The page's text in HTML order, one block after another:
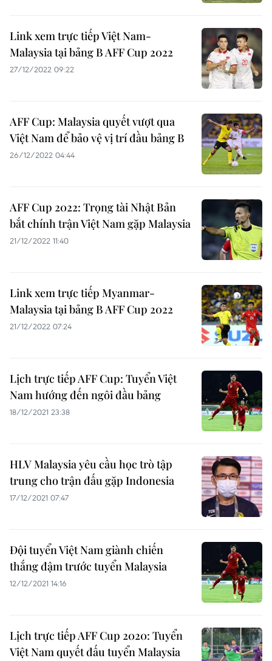
Link xem trực tiếp Việt Nam-
Malaysia tại bảng B AFF Cup 2022
27/12/2022 09:22
AFF Cup: Malaysia quyết vượt qua
Việt Nam để bảo vệ vị trí đầu bảng B
26/12/2022 04:44
AFF Cup 2022: Trọng tài Nhật Bản
bắt chính trận Việt Nam gặp Malaysia
21/12/2022 11:40
Link xem trực tiếp Myanmar-
Malaysia tại bảng B AFF Cup 2022
21/12/2022 07:24
Lịch trực tiếp AFF Cup: Tuyển Việt
Nam hướng đến ngôi đầu bảng
18/12/2021 23:38
HLV Malaysia yêu cầu học trò tập
trung cho trận đấu gặp Indonesia
17/12/2021 07:47
Đội tuyển Việt Nam giành chiến
thắng đậm trước tuyển Malaysia
12/12/2021 14:16
Lịch trực tiếp AFF Cup 2020: Tuyển
Việt Nam quyết đấu tuyển Malaysia